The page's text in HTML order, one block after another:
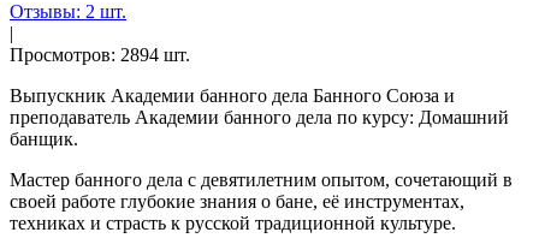
Отзывы: 2 шт.
|
Просмотров: 2894 шт.
Выпускник Академии банного дела Банного Союза и
преподаватель Академии банного дела по курсу: Домашний
банщик.
Мастер банного дела с девятилетним опытом, сочетающий в
своей работе глубокие знания о бане, её инструментах,
техниках и страсть к русской традиционной культуре.